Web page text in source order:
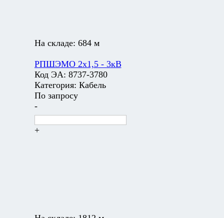
На складе: 684 м
РПШЭМО 2х1,5 - 3кВ
Код ЭА: 8737-3780
Категория: Кабель
По запросу
-
+